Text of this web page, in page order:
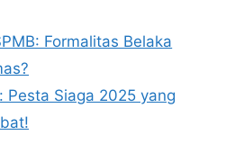
Formalitas Belaka
Pesta Siaga 2025 yang